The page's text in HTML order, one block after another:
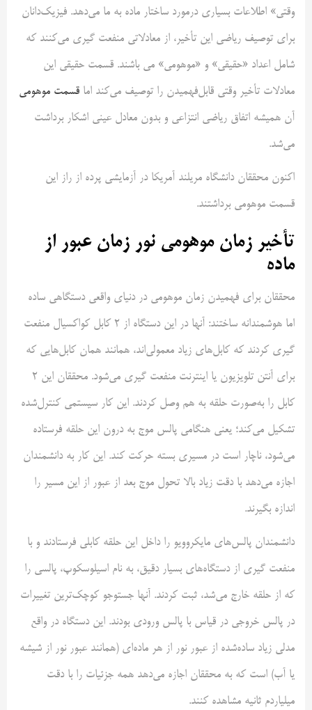
وقتی» اطلاعات بسیاری درمورد ساختار ماده به ما می‌دهد. فیزیک‌دانان
برای توصیف ریاضی این تأخیر، از معادلاتی منفعت گیری می‌کنند که
شامل اعداد «حقیقی» و «موهومی» می باشند. قسمت حقیقی این
معادلات تأخیر وقتی قابل‌فهمیدن را توصیف می‌کند اما قسمت موهومی
آن همیشه اتفاق‌ ریاضی انتزاعی و بدون معادل عینی اشکار برداشت
می‌شد.
اکنون محققان دانشگاه مریلند آمریکا در آزمایشی پرده از راز این
قسمت موهومی برداشتند.
تأخیر زمان موهومی نور زمان عبور از
ماده
محققان برای فهمیدن زمان موهومی در دنیای واقعی دستگاهی ساده
اما هوشمندانه ساختند: آنها در این دستگاه از 2 کابل کواکسیال منفعت
گیری کردند که کابل‌های زیاد معمولی‌اند، همانند همان کابل‌هایی که
برای آنتن تلویزیون یا اینترنت منفعت گیری می‌شود. محققان این 2
کابل را به‌صورت حلقه به هم وصل کردند. این کار سیستمی کنترل‌شده
تشکیل می‌کند؛ یعنی هنگامی پالس موج به درون این حلقه فرستاده
می‌شود، ناچار است در مسیری بسته حرکت کند. این کار به دانشمندان
اجازه می‌دهد با دقت زیاد بالا تحول موج بعد از عبور از این مسیر را
اندازه‌ بگیرند.
دانشمندان پالس‌های مایکروویو را داخل این حلقه کابلی فرستادند و با
منفعت گیری از دستگاه‌های بسیار دقیق، به نام اسیلوسکوپ، پالسی را
که از حلقه خارج می‌شد، ثبت کردند. آنها جستوجو کوچک‌ترین تغییرات
در پالس خروجی در قیاس با پالس ورودی بودند. این دستگاه در واقع
مدلی زیاد ساده‌شده از عبور نور از هر ماده‌ای (همانند عبور نور از شیشه
یا آب) است که به محققان اجازه می‌دهد همه جزئیات را با دقت
میلیاردم ثانیه مشاهده کنند.